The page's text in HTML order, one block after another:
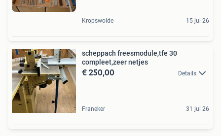
Kropswolde 15 jul 26
scheppach freesmodule,tfe 30
compleet,zeer netjes
€ 250,00 Details
Franeker 31 jul 26